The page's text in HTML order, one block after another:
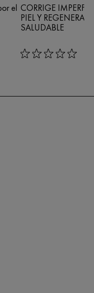
el CORRIGE
PIEL Y REGENERA
SALUDABLE
rating: 0 out of 5